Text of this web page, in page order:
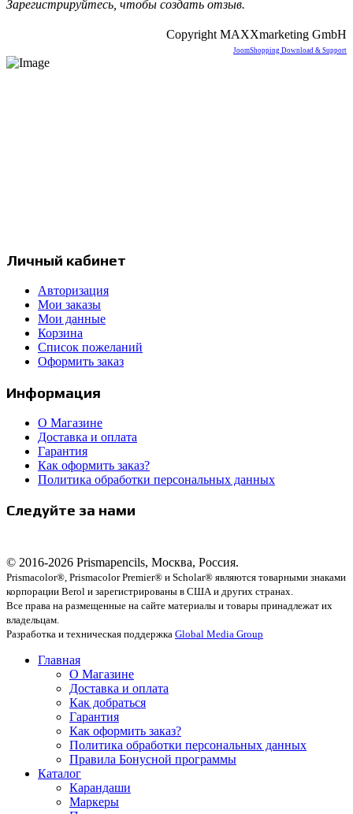
Зарегистрируйтесь, чтобы создать отзыв.
Copyright MAXXmarketing GmbH
JoomShopping Download & Support
Личный кабинет
Авторизация
Мои заказы
Мои данные
Корзина
Список пожеланий
Оформить заказ
Информация
О Магазине
Доставка и оплата
Гарантия
Как оформить заказ?
Политика обработки персональных данных
Следуйте за нами
© 2016-2026 Prismapencils, Москва, Россия.
Prismacolor®, Prismacolor Premier® и Scholar® являются товарными знаками
корпорации Berol и зарегистрированы в США и других странах.
Все права на размещенные на сайте материалы и товары принадлежат их
владельцам.
Разработка и техническая поддержка Global Media Group
Главная
О Магазине
Доставка и оплата
Как добраться
Гарантия
Как оформить заказ?
Политика обработки персональных данных
Правила Бонусной программы
Каталог
Карандаши
Маркеры